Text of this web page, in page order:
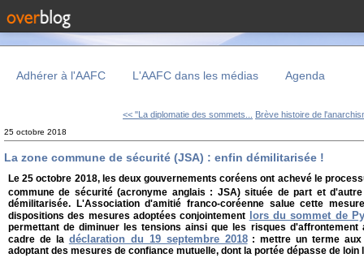
Adhérer à l'AAFC L'AAFC dans les médias Agenda
<< "La diplomatie des sommets... Brève histoire de
25 octobre 2018
La zone commune de sécurité (JSA) : enfin démilitarisée !
Le 25 octobre 2018, les deux gouvernements coréens ont achevé le
commune de sécurité (acronyme anglais : JSA) située de part et
démilitarisée. L'Association d'amitié franco-coréenne salue cette
dispositions des mesures adoptées conjointement
lors du sommet de
permettant de diminuer les tensions ainsi que les risques
cadre de la déclaration du 19 septembre 2018: mettre un terme aux
adoptant des mesures de confiance mutuelle, dont la portée dépasse de